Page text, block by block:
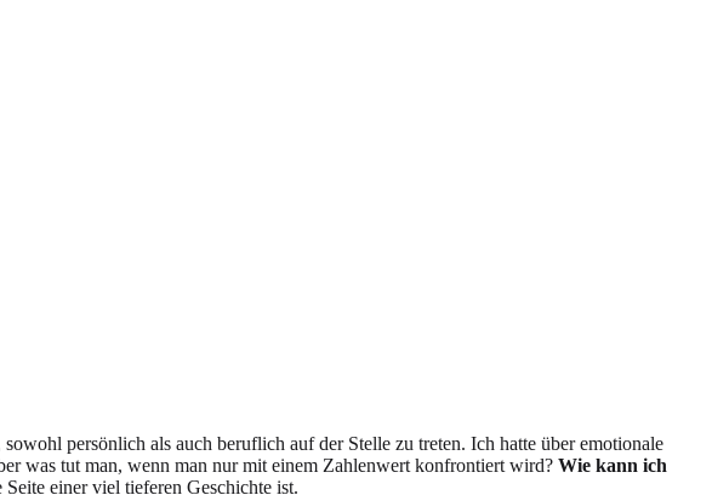
persönlich als auch beruflich auf der Stelle zu treten. Ich hatte über emotionale
was tut man, wenn man nur mit einem Zahlenwert konfrontiert wird? Wie kann ich
einer viel tieferen Geschichte ist.